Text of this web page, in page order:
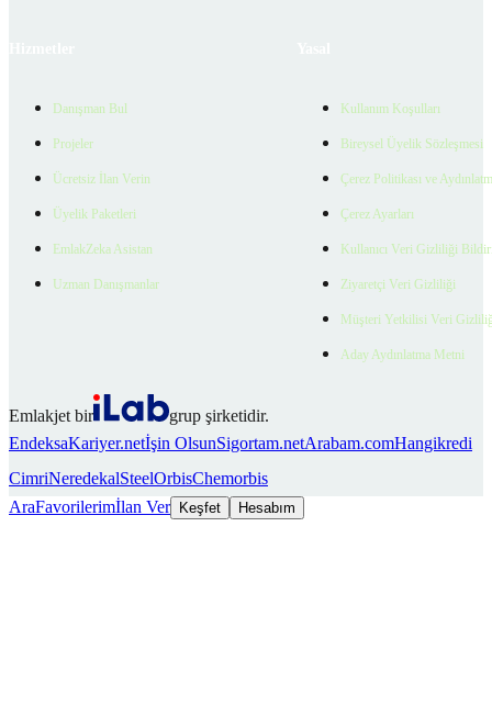
Danışman Bul
Projeler
Ücretsiz İlan Verin
Üyelik Paketleri
EmlakZeka Asistan
Uzman Danışmanlar
Kullanım Koşulları
Bireysel Üyelik Sözleşmesi
Çerez Politikası ve
Çerez Ayarları
Kullanıcı Veri Gizliliği
Ziyaretçi Veri Gizliliği
Müşteri Yetkilisi Veri
Aday Aydınlatma Metni
Emlakjet bir
grup şirketidir.
EndeksaKariyer.netİşin OlsunSigortam.netArabam.comHangikredi
CimriNeredekalSteelOrbisChemorbis
AraFavorilerimİlan Ver Keşfet Hesabım